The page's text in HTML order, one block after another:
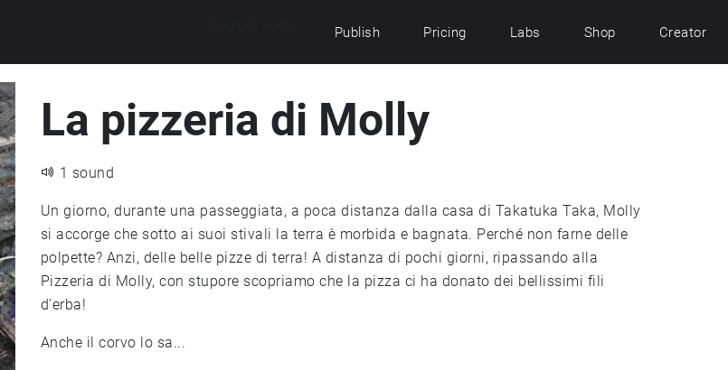
Publish Pricing Labs Shop Creator
La pizzeria di Molly
1 sound
Un giorno, durante una passeggiata, a poca distanza dalla casa di Takatuka Taka, Molly
si accorge che sotto ai suoi stivali la terra è morbida e bagnata. Perché non farne delle
polpette? Anzi, delle belle pizze di terra! A distanza di pochi giorni, ripassando alla
Pizzeria di Molly, con stupore scopriamo che la pizza ci ha donato dei bellissimi fili
d'erba!
Anche il corvo lo sa...